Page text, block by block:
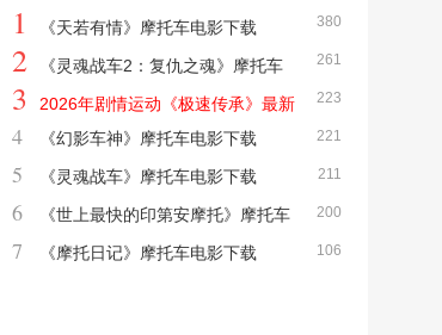
380
1 《天若有情》摩托车电影下载
261
2
《灵魂战车2：复仇之魂》摩托车
电影下载
223
3
2026年剧情运动《极速传承》最新
电影下载
221
4 《幻影车神》摩托车电影下载
211
5 《灵魂战车》摩托车电影下载
200
6
《世上最快的印第安摩托》摩托车
电影下载
106
7 《摩托日记》摩托车电影下载